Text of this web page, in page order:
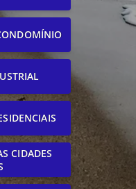
CIDADES